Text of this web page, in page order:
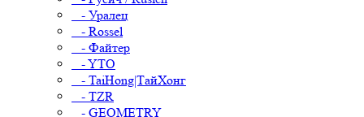
- Уралец
- Rossel
- Файтер
- YTO
- TaiHong|ТайХонг
- TZR
- GEOMETRY